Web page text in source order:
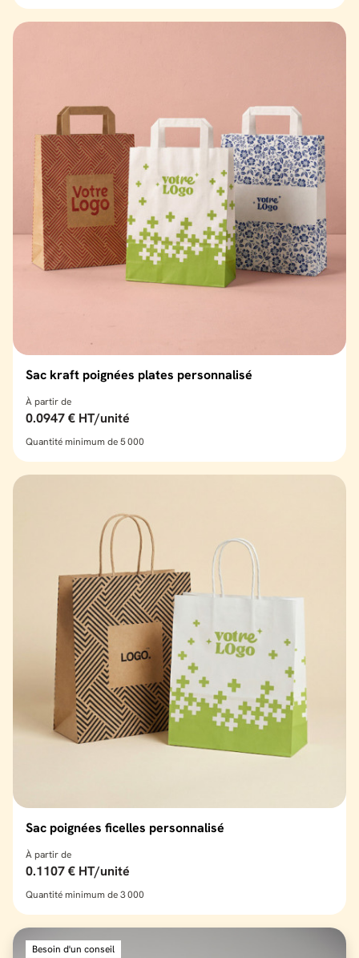
Sac kraft poignées plates personnalisé
À partir de
0.0947 € HT/unité
Quantité minimum de 5 000
Sac poignées ficelles personnalisé
À partir de
0.1107 € HT/unité
Quantité minimum de 3 000
Besoin d'un conseil